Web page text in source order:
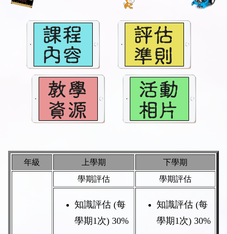
年級 上學期 下學期
學期評估 學期評估
知識評估 (每
學期1 次) 30%
知識評估 (每
學期1 次) 30%